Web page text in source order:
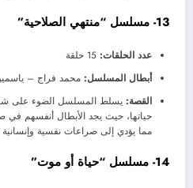
13- مسلسل “منتهي الصلاحية”
عدد الحلقات:
أبطال المسلسل: محمد فراج –
القصة: يسلط المسلسل الضوء على
حياتها، حيث يجد الأبطال أنفسهم في
مما يؤدي إلى صراعات نفسية
14- مسلسل “حياة أو موت”